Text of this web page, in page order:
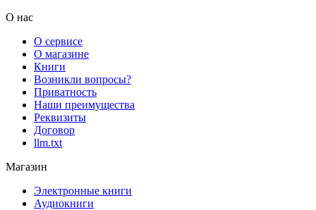
О нас
О сервисе
О магазине
Книги
Возникли вопросы?
Приватность
Наши преимущества
Реквизиты
Договор
llm.txt
Магазин
Электронные книги
Аудиокниги